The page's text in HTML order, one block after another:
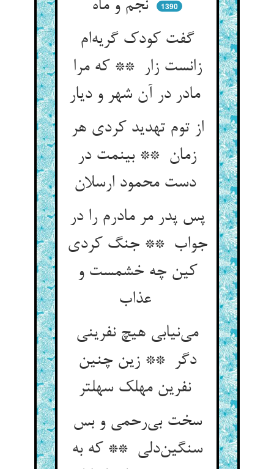
نجم و ماه 1390
گفت کودک گریه‌ام
زانست زار ** که مرا
مادر در آن شهر و دیار
از توم تهدید کردی هر
زمان ** بینمت در
دست محمود ارسلان
پس پدر مر مادرم را در
جواب ** جنگ کردی
کین چه خشمست و
عذاب
می‌نیابی هیچ نفرینی
دگر ** زین چنین
نفرین مهلک سهلتر
سخت بی‌رحمی و بس
سنگین‌دلی ** که به